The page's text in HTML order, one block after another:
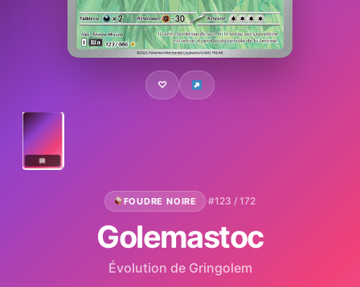
♡
IR
FOUDRE NOIRE ·#123 / 172
Golemastoc
Évolution de Gringolem